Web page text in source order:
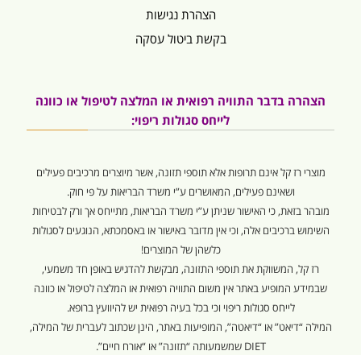
הצהרת נגישות
בקשת ביטול עסקה
הצהרה בדבר התוויה רפואית או המלצה לטיפול או כוונה
לייחס סגולות ריפוי:
מוצרי רז קל אינם תרופות אלא תוספי תזונה, אשר מיוצרים מרכיבים פעילים
ושאינם פעילים, המאושרים ע”י משרד הבריאות על פי חוק.
מובהר בזאת, כי האישור שניתן ע”י משרד הבריאות, מתייחס אך ורק לבטיחות
השימוש ברכיבים אלה, וכי אין מדובר באישור או באסמכתא, הנוגעים לסגולות
כלשהן של המוצרים!
רז קל, המשווקת את תוספי התזונה, מבקשת להדגיש באופן חד משמעי,
שבמידע המופיע באתר אין משום התוויה רפואית או המלצה לטיפול או כוונה
לייחס סגולות ריפוי וכי בכל בעיה רפואית יש להיוועץ ברופא.
המילה “דיאט” או “דיאטה”, המופיעות באתר, הינן שכתוב לעברית של המילה,
DIET שמשמעותה “תזונה” או “אורח חיים”.